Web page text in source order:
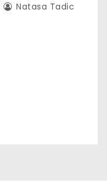
Natasa Tadic